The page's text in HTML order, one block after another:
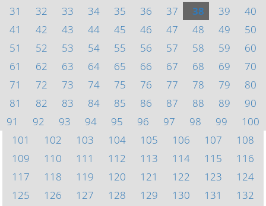
31
32 33 34 35 36 37 38 39
40
41
42 43 44 45 46 47 48 49
50
51
52 53 54 55 56 57 58 59
60
61
62 63 64 65 66 67 68 69
70
71
72 73 74 75 76 77 78 79
80
81
82 83 84 85 86 87 88 89
90
91
92 93 94 95 96 97 98 99
100
101
102 103 104 105 106 107
108
109
110 111 112 113 114 115
116
117
118 119 120 121 122 123
124
125
126 127 128 129 130 131
132